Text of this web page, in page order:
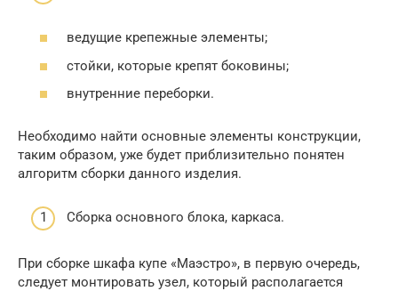
ведущие крепежные элементы;
стойки, которые крепят боковины;
внутренние переборки.
Необходимо найти основные элементы конструкции,
таким образом, уже будет приблизительно понятен
алгоритм сборки данного изделия.
Сборка основного блока, каркаса.
При сборке шкафа купе «Маэстро», в первую очередь,
следует монтировать узел, который располагается